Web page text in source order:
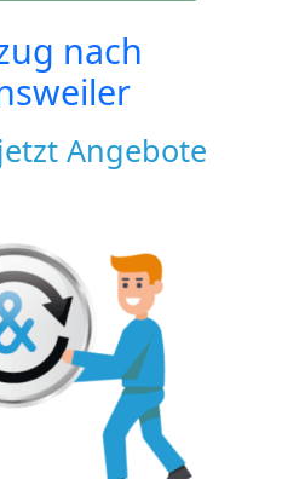
nach
Angebote